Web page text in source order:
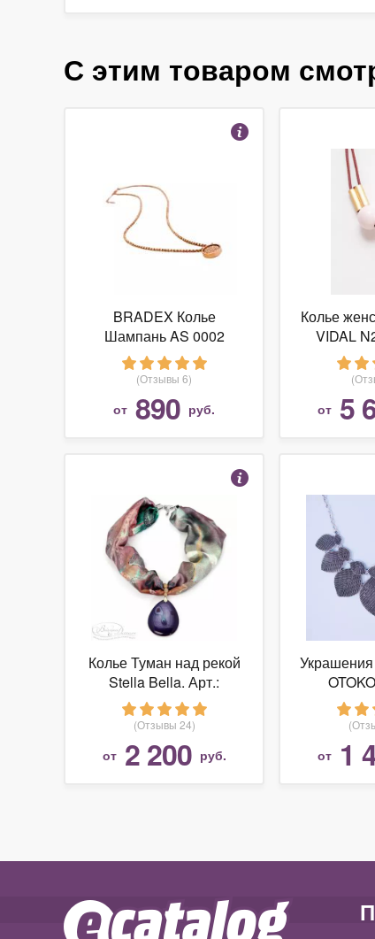
С этим товаром
BRADEX Колье
Шампань AS 0002
(Отзывы 6)
от 890 руб.
Колье
VIDAL
от 5
Колье Туман над рекой
Stella Bella. Арт.:
SB80028A
(Отзывы 24)
от 2 200 руб.
виде
от 1